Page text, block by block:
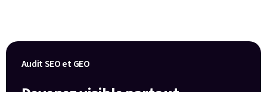
Audit SEO et GEO